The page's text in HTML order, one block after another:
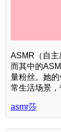
ASMR（自主
而其中的
量粉丝。她
常生活场景，
asmr莎